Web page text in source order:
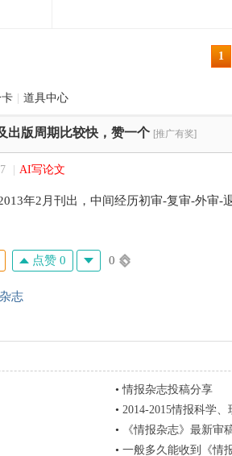
1
道具中心
出版周期比较快，赞一个 [推广有奖]
AI写论文
年2月刊出，中间经历初审-复审-外审-
点赞 0 0
杂志
•情报杂志投稿分享
• 2014-2015情报科学、
•
《情报杂志》最新审
• 一般多久能收到《情